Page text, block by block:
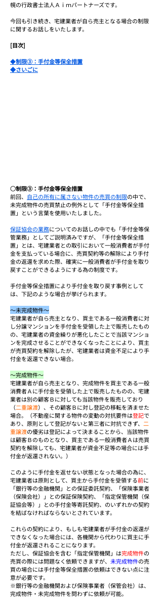
幌の行政書士法人Ａｉｍパートナーズです。
今回も引き続き、宅建業者が自ら売主となる場合の制限
に関するお話しをいたします。
[目次]
◆制限③：手付金等保全措置
◆さいごに
○制限③：手付金等保全措置
前回、 自己の所有に属さない物件の売買の制限の中で、
未完成物件の売買禁止の例外として「手付金等保全措
置」という言葉を使用いたしました。
保証協会の業務についてのお話しの中でも「手付金等保
管業務」としてご説明済みですが、「手付金等保全措
置」とは、宅建業者との取引において一般消費者が手付
金を支払っている場合に、売買契約等の解除により手付
金の返還を求めた際、確実に一般消費者が手付金を取り
戻すことができるようにする為の制度です。
手付金等保全措置により手付金を取り戻す事例として
は、下記のような場合が挙げられます。
～未完成物件～
宅建業者が自ら売主となり、買主である一般消費者に対
し分譲マンションを手付金を受領した上で販売したもの
の、宅建業者の資金繰りが悪化したことで当該マンショ
ンを完成させることができなくなったことにより、買主
が売買契約を解除したが、宅建業者は資金不足により手
付金を返還できない場合。
～完成物件～
宅建業者が自ら売主となり、完成物件を買主である一般
消費者Ａに手付金を受領した上で販売したものの、宅建
業者は別の顧客Ｂに対しても当該物件を販売しており
（二重譲渡）、その顧客Ｂに対し登記の移転を済ませた
場合。（不動産に関する物件の変動の対抗要件は登記で
あり、原則として登記がないと第三者に対抗できず、 二
重譲渡の優劣は登記によって決まることから、当該物件
は顧客Ｂのものとなり、買主である一般消費者Ａは売買
契約を解除しても、宅建業者が資金不足等の場合には手
付金が返還されない。）
このように手付金を返せない状態となった場合の為に、
宅建業者は原則として、買主から手付金を受領する前に
「銀行等の金融機関」との保証委託契約、「保険事業者
（保険会社）」との保証保険契約、「指定保管機関（保
証協会等）」との手付金等寄託契約、のいずれかの契約
を結ばなければならないとされています。
これらの契約により、もしも宅建業者が手付金の返還が
できなくなった場合には、各機関から代わりに買主に手
付金が返還されることになります。
ただし、保証協会を含む「指定保管機関」は完成物件の
売買の際には問題なく依頼できますが、 未完成物件の売
買の場合には手付金等保全措置の依頼はできない点に注
意が必要です。
※銀行等の金融機関および保険事業者（保管会社）は、
完成物件・未完成物件を問わずに依頼が可能。